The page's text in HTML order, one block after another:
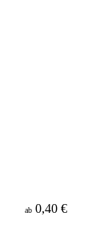
ab 0,40 €